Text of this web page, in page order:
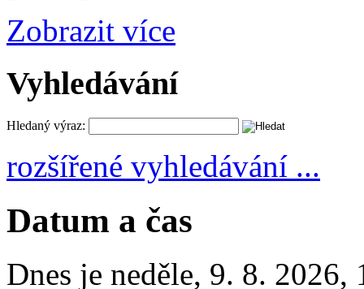
Zobrazit více
Vyhledávání
Hledaný výraz:
rozšířené vyhledávání ...
Datum a čas
Dnes je neděle, 9. 8. 2026,